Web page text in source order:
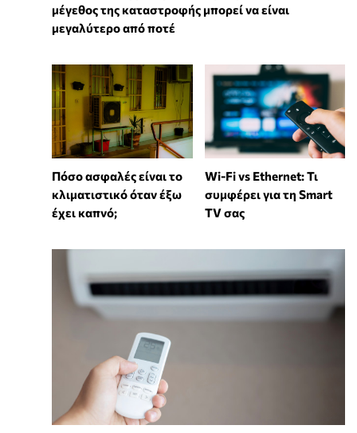
μέγεθος της καταστροφής μπορεί να είναι
μεγαλύτερο από ποτέ
Πόσο ασφαλές είναι το
κλιματιστικό όταν έξω
έχει καπνό;
Wi-Fi vs Ethernet: Τι
συμφέρει για τη Smart
TV σας